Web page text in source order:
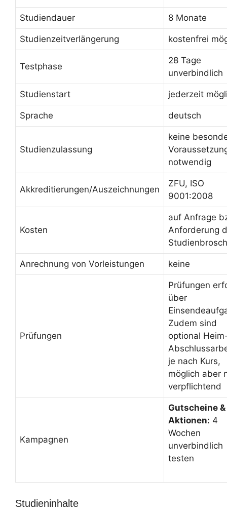
Studiendauer 8 Monate
Studienzeitverlängerung kostenfrei
Testphase
28 Tage
unverbindlich
Studienstart jederzeit
Sprache deutsch
Studienzulassung
keine
notwendig
Akkreditierungen/Auszeichnungen
ZFU, ISO
9001:2008
Kosten
auf Anfrage
Anforderung
Anrechnung von Vorleistungen keine
Prüfungen
Prüfungen
über
Zudem sind
optional
je nach Kurs,
möglich aber
verpflichtend
Kampagnen
Gutscheine &
Aktionen: 4
Wochen
unverbindlich
testen
Studieninhalte